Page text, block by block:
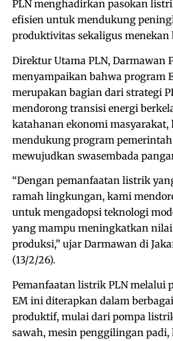
PLN menghadirkan pasokan
efisien untuk mendukung
produktivitas sekaligus menekan
Direktur Utama PLN, Darmawan
menyampaikan bahwa program
merupakan bagian dari strategi
mendorong transisi energi
katahanan ekonomi masyarakat,
mendukung program
mewujudkan swasembada
“Dengan pemanfaatan listrik
ramah lingkungan, kami
untuk mengadopsi teknologi
yang mampu meningkatkan
produksi,” ujar Darmawan di
(13/2/26).
Pemanfaatan listrik PLN melalui
EM ini diterapkan dalam
produktif, mulai dari pompa
sawah, mesin penggilingan